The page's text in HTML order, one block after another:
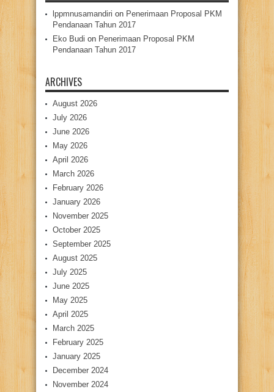
lppmnusamandiri on Penerimaan Proposal PKM
Pendanaan Tahun 2017
Eko Budi on Penerimaan Proposal PKM
Pendanaan Tahun 2017
ARCHIVES
August 2026
July 2026
June 2026
May 2026
April 2026
March 2026
February 2026
January 2026
November 2025
October 2025
September 2025
August 2025
July 2025
June 2025
May 2025
April 2025
March 2025
February 2025
January 2025
December 2024
November 2024